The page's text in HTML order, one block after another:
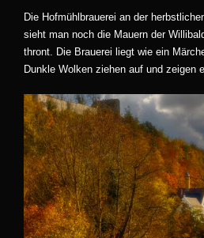
Die Hofmühlbrauerei an der
sieht man noch die Mauern der
thront. Die Brauerei liegt wie ein
Dunkle Wolken ziehen auf und zeigen